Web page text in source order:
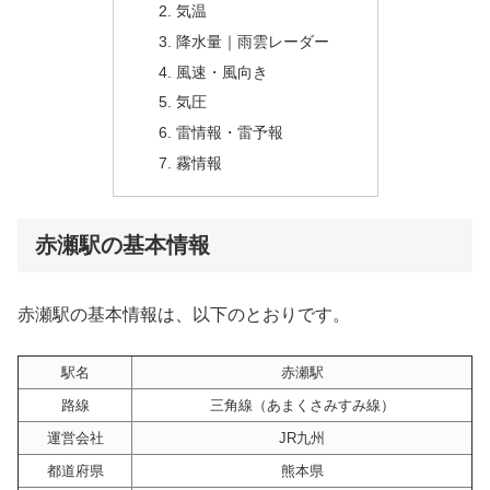
気温
降水量｜雨雲レーダー
風速・風向き
気圧
雷情報・雷予報
霧情報
赤瀬駅の基本情報
赤瀬駅の基本情報は、以下のとおりです。
駅名
赤瀬駅
路線
三角線（あまくさみすみ線）
運営会社
JR九州
都道府県
熊本県